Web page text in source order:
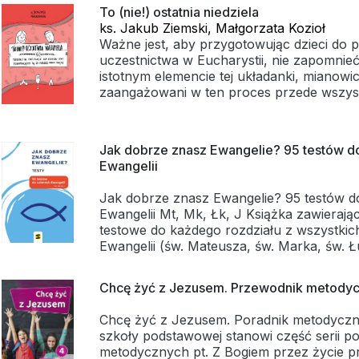
"Przykazanie miłości i przykazania
książeczka TUS-owa "Jak postępować
przykazaniami?".
przemyśleń oraz mnóstwo inspirujących
sprawią, że szukanie odpowiedzialności
wszystkich niezapomnianą przygodą.
Publikacja jest świetną pomocą
katechetyczną oraz fantastycznym
To (nie!) ostatnia niedziela
ks. Jakub Ziemski, Małgorzata Kozioł
Ważne jest, aby przygotowując dzieci do
uczestnictwa w Eucharystii, nie
istotnym elemencie tej układanki,
zaangażowani w ten proces przede
-przyswajają sobie wiadomości o tym
się podczas Mszy Świętej. Natomiast
zakończyli już jakiś czas temu religijną
takiej możliwości, aby odświeżyć tę
szkolnych. I tutaj konieczne są
Spotkania z rodzicami są pewna próbą
wytycznych, by towarzysząc swoim
odnaleźć w sonie motywację do wyrwania
codziennego marazmu i obudzić się do
chrześcijańskiego - nie tylko przy okazji
Taki jest właśnie cel powstania tych
mamy nadzieję okażą się pomocne dla
Jak dobrze znasz Ewangelie? 95 testów
Ewangelii
Jak dobrze znasz Ewangelie? 95 testów
Ewangelii Mt, Mk, Łk, J Książka
testowe do każdego rozdziału z
Ewangelii (św. Mateusza, św. Marka, św.
wchodząc w świat opowiedziany nam
a każdy z nich miał swój indywidualny
sobie to, co oni chcieli nam przekazać o
Zbawicielu świata. Na podstawie każdego
ewangelicznego utworzono 10 pytań
Chcę żyć z Jezusem. Przewodnik
Chcę żyć z Jezusem. Poradnik
szkoły podstawowej stanowi część serii
metodycznych pt. Z Bogiem przez życie